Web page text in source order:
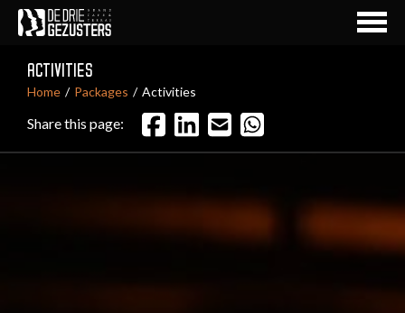
ACTIVITIES
Home Packages Activities
Share this page: